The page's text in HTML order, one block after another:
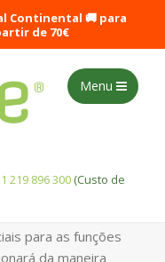
DE
necessários, analíticos
experiência de
para as funções
da maneira
Continental 🚚 para
de 70€
Menu
219 896 300 (Custo de